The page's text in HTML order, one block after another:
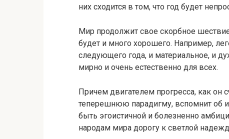
них сходится в том, что год будет
Мир продолжит свое скорбное
будет и много хорошего. Например,
следующего года, и материальное, и
мирно и очень естественно для всех.
Причем двигателем прогресса, как он
теперешнюю парадигму, вспомнит об
быть эгоистичной и болезненно
народам мира дорогу к светлой